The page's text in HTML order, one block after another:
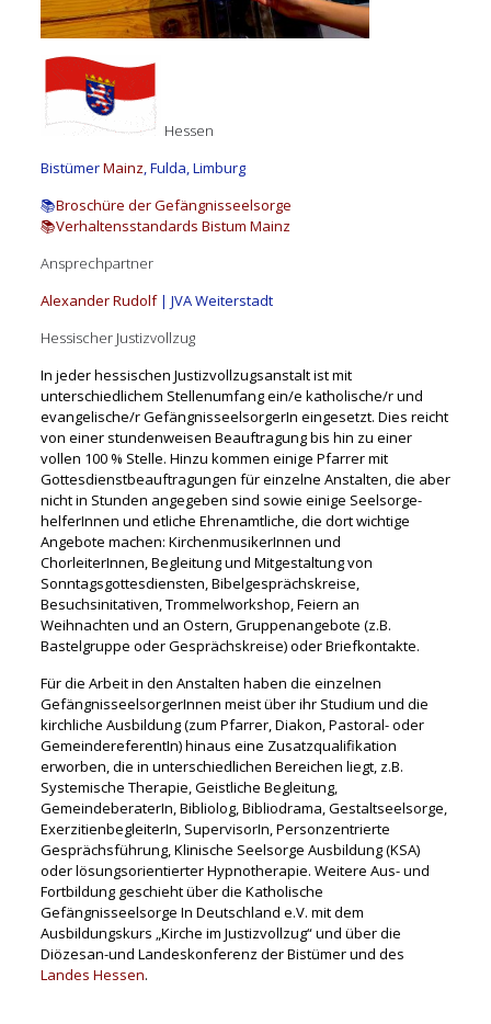
Hessen
BistümerMainz, Fulda, Limburg
📚Broschüre der Gefängnisseelsorge
📚Verhaltensstandards Bistum Mainz
Ansprechpartner
Alexander Rudolf| JVA Weiterstadt
Hessischer Justizvollzug
In jeder hessischen Justizvollzugsanstalt ist mit
unterschiedlichem Stellen­umfang ein/e katholische/r und
evangelische/r GefängnisseelsorgerIn eingesetzt. Dies reicht
von einer stun­denweisen Beauftragung bis hin zu einer
vollen 100 % Stelle. Hinzu kommen einige Pfarrer mit
Gottesdienstbeauftragungen für einzel­ne Anstalten, die aber
nicht in Stunden angegeben sind sowie einige Seelsorge­
helferInnen und etliche Ehrenamtliche, die dort wichtige
Angebote machen: KirchenmusikerInnen und
ChorleiterInnen, Begleitung und Mitgestaltung von
Sonntagsgottesdiensten, Bibelgesprächskreise,
Besuchsinitativen, Trommelworkshop, Feiern an
Weihnachten und an Ostern, Gruppenangebote (z.B.
Bastelgruppe oder Gesprächskreise) oder Briefkontakte.
Für die Arbeit in den Anstalten haben die einzelnen
GefängnisseelsorgerInnen meist über ihr Studium und die
kirchliche Ausbildung (zum Pfarrer, Diakon, Pastoral­- oder
GemeindereferentIn) hinaus eine Zusatzqualifikation
erworben, die in unterschiedlichen Bereichen liegt, z.B.
Systemische Therapie, Geistliche Begleitung,
GemeindeberaterIn, Bibliolog, Bibliodrama, Gestaltseelsorge,
ExerzitienbegleiterIn, SupervisorIn, Personzentrierte
Gesprächsführung, Klinische Seelsorge Ausbildung (KSA)
oder lösungsorientierter Hypnotherapie. Weitere Aus- und
Fortbildung geschieht über die Katho­lische
Gefängnisseelsorge In Deutschland e.V. mit dem
Ausbildungskurs „Kirche im Justizvollzug“ und über die
Diözesan-und Landeskonferenz der Bistümer und des
Landes Hessen.